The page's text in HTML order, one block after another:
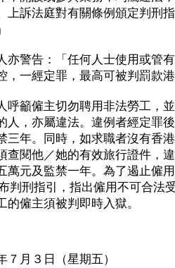
上訴法庭對有關條例頒定判刑
警告：「任何人士使用或管有
，一經定罪，最高可被判罰款
籲僱主切勿聘用非法勞工，並
人，亦屬違法。違例者經定罪
三年。同時，如求職者沒有香
查閱他／她的有效旅行證件，
萬元及監禁一年。為了遏止僱
判刑指引，指出僱用不可合法
的僱主須被判即時入獄。
７月３日（星期五）